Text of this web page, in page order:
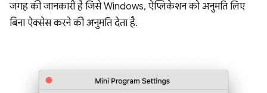
जगह की जानकारी है जिसे Windows, ऐप्लिकेशन को अनुमति लिए
बिना ऐक्सेस करने की अनुमति देता है.